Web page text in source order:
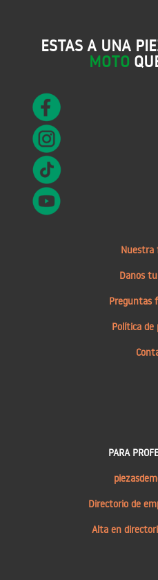
ESTAS A UNA
MOTO
Nuestra
Danos
Preguntas
Política de
PARA
Directorio de
Alta en